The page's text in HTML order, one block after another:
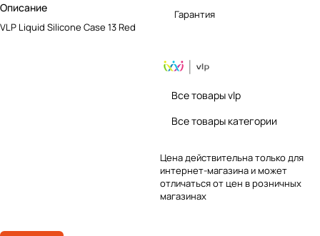
Описание
VLP Liquid Silicone Case 13 Red
Гарантия
Все товары vlp
Все товары категории
Цена действительна только для
интернет-магазина и может
отличаться от цен в розничных
магазинах